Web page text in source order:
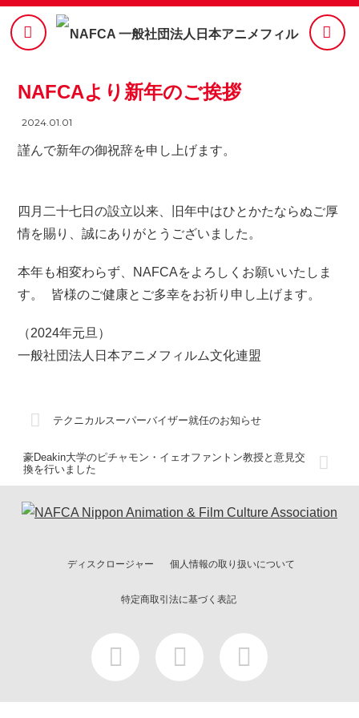
NAFCAより新年のご挨拶
2024.01.01
謹んで新年の御祝辞を申し上げます。
四月二十七日の設立以来、旧年中はひとかたならぬご厚
情を賜り、誠にありがとうございました。
本年も相変わらず、NAFCAをよろしくお願いいたしま
す。 皆様のご健康とご多幸をお祈り申し上げます。
（2024年元旦）
一般社団法人日本アニメフィルム文化連盟
テクニカルスーパーバイザー就任のお知らせ
豪Deakin大学のピチャモン・イェオファントン教授と意見交
換を行いました
ディスクロージャー 個人情報の取り扱いについて
特定商取引法に基づく表記